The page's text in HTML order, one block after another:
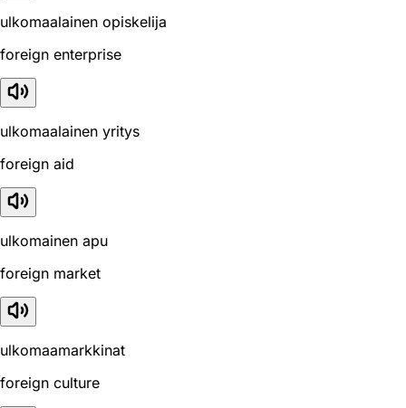
ulkomaalainen opiskelija
foreign enterprise
ulkomaalainen yritys
foreign aid
ulkomainen apu
foreign market
ulkomaamarkkinat
foreign culture